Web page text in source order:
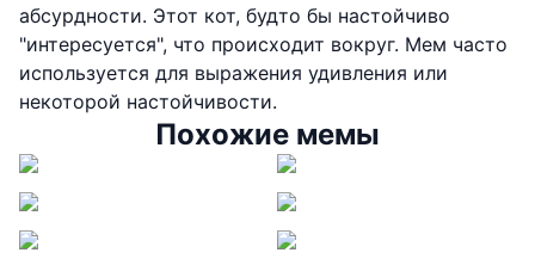
абсурдности. Этот кот, будто бы настойчиво
"интересуется", что происходит вокруг. Мем часто
используется для выражения удивления или
некоторой настойчивости.
Похожие мемы